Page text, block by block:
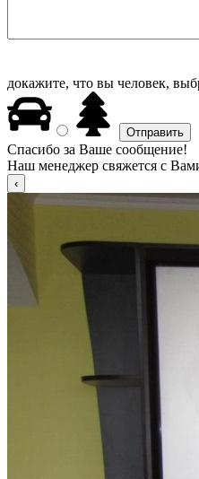
докажите, что вы человек,
Спасибо за Ваше сообщение!
Наш менеджер свяжется с